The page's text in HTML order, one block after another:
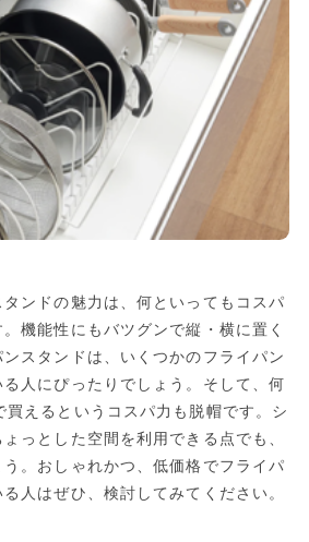
ンドの魅力は、何といってもコスパ
機能性にもバツグンで縦・横に置く
スタンドは、いくつかのフライパン
人にぴったりでしょう。そして、何
えるというコスパ力も脱帽です。シ
っとした空間を利用できる点でも、
。おしゃれかつ、低価格でフライパ
人はぜひ、検討してみてください。